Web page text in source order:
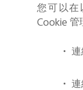
您可以
Cookie管
•
•